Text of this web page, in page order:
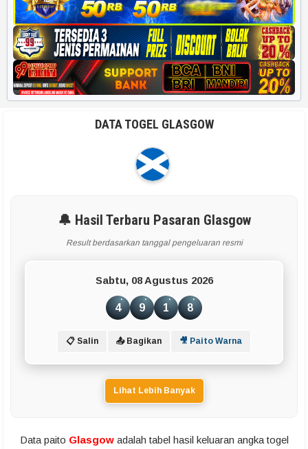
DATA TOGEL GLASGOW
🔔 Hasil Terbaru Pasaran Glasgow
Result berdasarkan tanggal pengeluaran resmi
Sabtu, 08 Agustus 2026
4 9 1 8
📋 Salin 📤 Bagikan 🎥 Paito Warna
Lihat Lebih Banyak
Data paito Glasgowadalah tabel hasil keluaran angka togel